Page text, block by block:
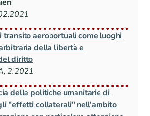
transito aeroportuali come luoghi
della libertà e
diritto
2.2021
delle politiche umanitarie di
"effetti collaterali" nell'ambito